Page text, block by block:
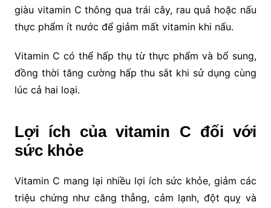
giàu vitamin C thông qua trái cây, rau quả hoặc nấu
thực phẩm ít nước để giảm mất vitamin khi nấu.
Vitamin C có thể hấp thụ từ thực phẩm và bổ sung,
đồng thời tăng cường hấp thu sắt khi sử dụng cùng
lúc cả hai loại.
Lợi ích của vitamin C đối với
sức khỏe
Vitamin C mang lại nhiều lợi ích sức khỏe, giảm các
triệu chứng như căng thẳng, cảm lạnh, đột quỵ và